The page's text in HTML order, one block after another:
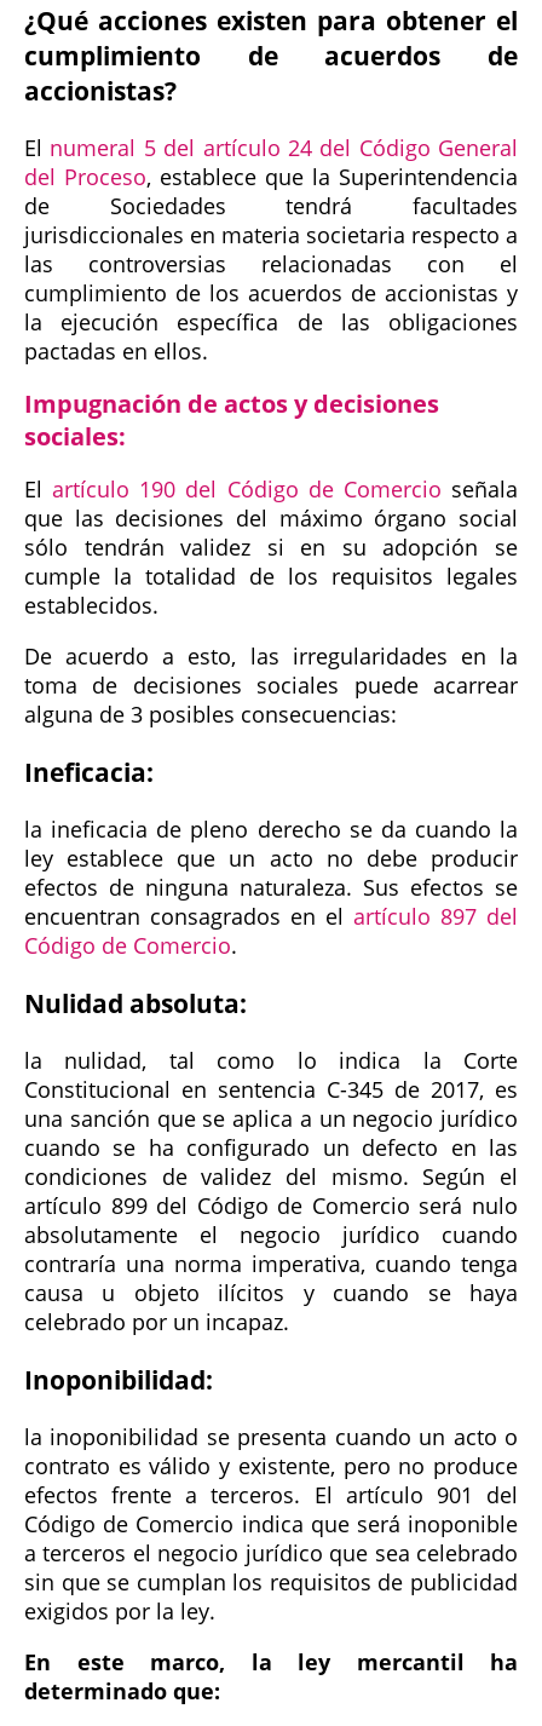
¿Qué acciones existen para obtener el
cumplimiento de acuerdos de
accionistas?
El numeral 5 del artículo 24 del Código General
del Proceso, establece que la Superintendencia
de Sociedades tendrá facultades
jurisdiccionales en materia societaria respecto a
las controversias relacionadas con el
cumplimiento de los acuerdos de accionistas y
la ejecución específica de las obligaciones
pactadas en ellos.
Impugnación de actos y decisiones
sociales:
Elartículo 190 del Código de Comercio señala
que las decisiones del máximo órgano social
sólo tendrán validez si en su adopción se
cumple la totalidad de los requisitos legales
establecidos.
De acuerdo a esto, las irregularidades en la
toma de decisiones sociales puede acarrear
alguna de 3 posibles consecuencias:
Ineficacia:
la ineficacia de pleno derecho se da cuando la
ley establece que un acto no debe producir
efectos de ninguna naturaleza. Sus efectos se
encuentran consagrados en el artículo 897 del
Código de Comercio.
Nulidad absoluta:
la nulidad, tal como lo indica la Corte
Constitucional en sentencia C-345 de 2017, es
una sanción que se aplica a un negocio jurídico
cuando se ha configurado un defecto en las
condiciones de validez del mismo. Según el
artículo 899 del Código de Comercio será nulo
absolutamente el negocio jurídico cuando
contraría una norma imperativa, cuando tenga
causa u objeto ilícitos y cuando se haya
celebrado por un incapaz.
Inoponibilidad:
la inoponibilidad se presenta cuando un acto o
contrato es válido y existente, pero no produce
efectos frente a terceros. El artículo 901 del
Código de Comercio indica que será inoponible
a terceros el negocio jurídico que sea celebrado
sin que se cumplan los requisitos de publicidad
exigidos por la ley.
En este marco, la ley mercantil ha
determinado que: